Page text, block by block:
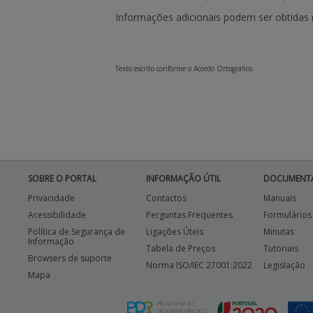
Informações adicionais podem ser obtidas
Texto escrito conforme o Acordo Ortográfico.
SOBRE O PORTAL
Privacidade
Acessibilidade
Política de Segurança de
Informação
Browsers de suporte
Mapa
INFORMAÇÃO ÚTIL
Contactos
Perguntas Frequentes
Ligações Úteis
Tabela de Preços
Norma ISO/IEC 27001:2022
Manuais
Formulários
Minutas
Tutoriais
Legislação